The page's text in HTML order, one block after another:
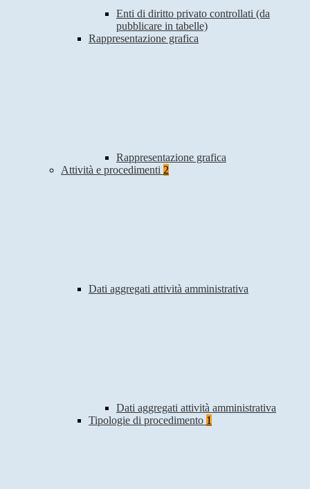
Enti di diritto privato controllati (da
pubblicare in tabelle)
Rappresentazione grafica
Rappresentazione grafica
Attività e procedimenti 2
Dati aggregati attività amministrativa
Dati aggregati attività amministrativa
Tipologie di procedimento 1